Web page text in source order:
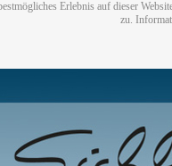
Erlebnis auf dieser
zu.